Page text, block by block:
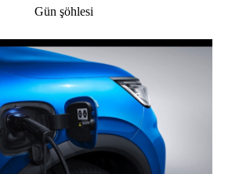
Gün şöhlesi